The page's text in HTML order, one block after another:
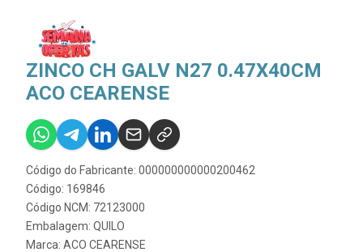
ZINCO CH GALV N27 0.47X40CM
ACO CEARENSE
Código do Fabricante: 000000000000200462
Código: 169846
Código NCM: 72123000
Embalagem: QUILO
Marca: ACO CEARENSE